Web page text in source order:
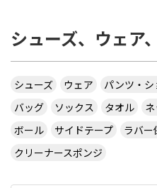
シューズ、ウェア
シューズ ウェア パンツ・シ
バッグ
ソックス タオル
ボール
サイドテープ ラバー
クリーナースポンジ